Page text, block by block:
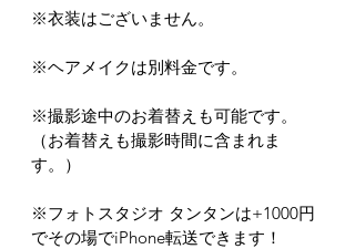
※衣装はございません。
※ヘアメイクは別料金です。
※撮影途中のお着替えも可能です。
（お着替えも撮影時間に含まれま
す。）
※フォトスタジオ タンタンは+1000円
でその場でiPhone転送できます！